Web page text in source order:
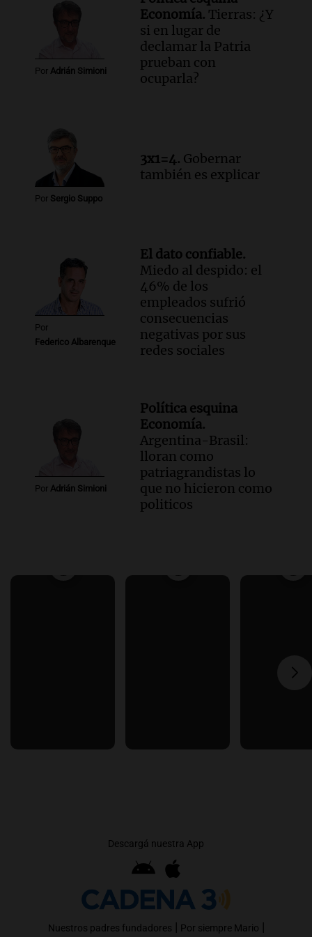
tras las críticas de Caputo: "Somos seres
humanos que trabajamos"
Episodios
Audio.Suspenden clases en Bariloche y
Episodios
Por Adrián Simioni
Economía. Tierras: ¿Y
si en lugar de
declamar la Patria
prueban con
ocuparla?
Por Sergio Suppo
3x1=4. Gobernar
también es explicar
Por
Federico Albarenque
El dato confiable.
Miedo al despido: el
46% de los
empleados sufrió
consecuencias
negativas por sus
redes sociales
Por Adrián Simioni
Política esquina
Economía.
Argentina-Brasil:
lloran como
patriagrandistas lo
que no hicieron como
politicos
Descargá nuestra App
Nuestros padres fundadores | Por siempre Mario |